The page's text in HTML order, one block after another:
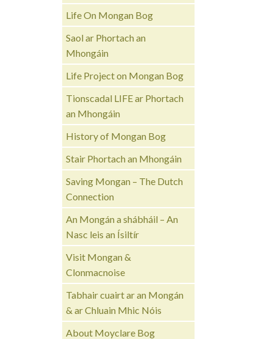
Life On Mongan Bog
Saol ar Phortach an
Mhongáin
Life Project on Mongan Bog
Tionscadal LIFE ar Phortach
an Mhongáin
History of Mongan Bog
Stair Phortach an Mhongáin
Saving Mongan – The Dutch
Connection
An Mongán a shábháil – An
Nasc leis an Ísiltír
Visit Mongan &
Clonmacnoise
Tabhair cuairt ar an Mongán
& ar Chluain Mhic Nóis
About Moyclare Bog